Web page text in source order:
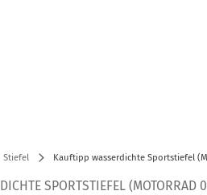
Stiefel Kauftipp wasserdichte Sportstiefel
SPORTSTIEFEL (MOTORRAD